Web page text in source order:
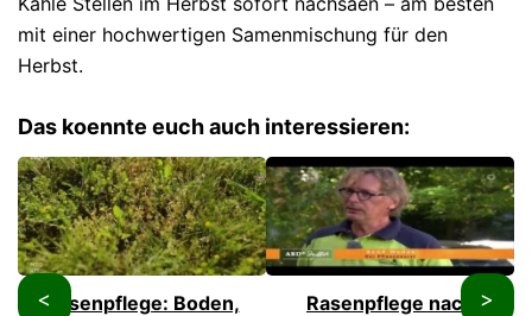
mit einer hochwertigen Samenmischung für den
Herbst.
Das koennte euch auch interessieren:
Rasenpflege: Boden,
Rasenpflege nach
< >